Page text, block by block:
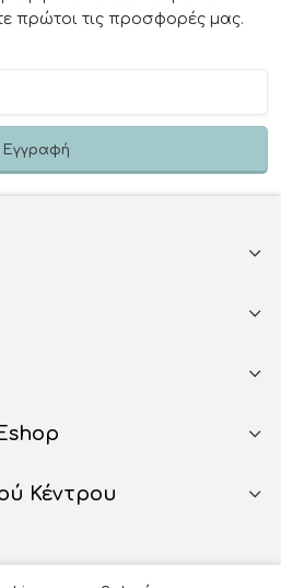
πρώτοι τις προσφορές μας.
Κέντρου